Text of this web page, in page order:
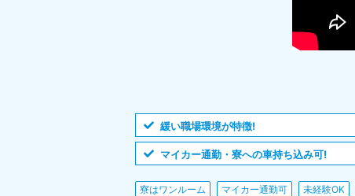
緩い職場環境が特徴!
マイカー通勤・寮への車持ち込み可!
寮はワンルーム マイカー通勤可 未経験OK